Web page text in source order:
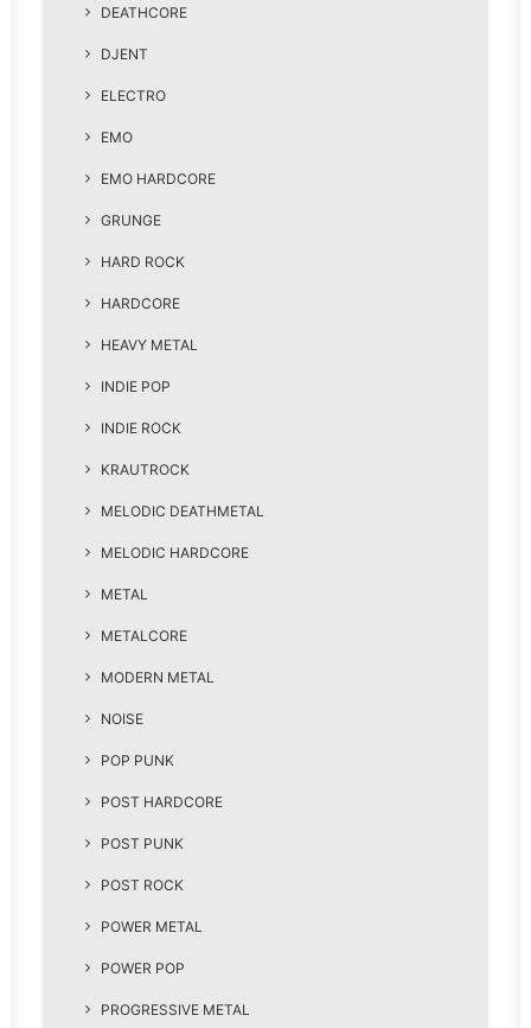
DEATHCORE
DJENT
ELECTRO
EMO
EMO HARDCORE
GRUNGE
HARD ROCK
HARDCORE
HEAVY METAL
INDIE POP
INDIE ROCK
KRAUTROCK
MELODIC DEATHMETAL
MELODIC HARDCORE
METAL
METALCORE
MODERN METAL
NOISE
POP PUNK
POST HARDCORE
POST PUNK
POST ROCK
POWER METAL
POWER POP
PROGRESSIVE METAL